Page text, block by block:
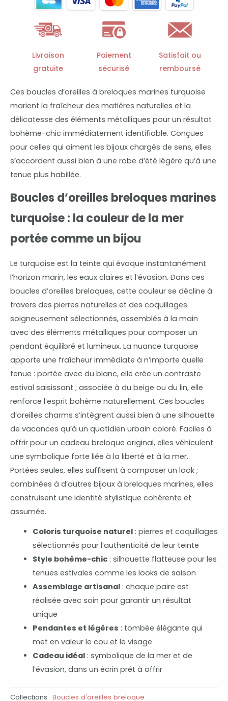
breloques
turquoise
marines
Livraison
gratuite
Paiement
sécurisé
Satisfait ou
remboursé
Ces boucles d’oreilles à breloques marines turquoise
marient la fraîcheur des matières naturelles et la
délicatesse des éléments métalliques pour un résultat
bohème-chic immédiatement identifiable. Conçues
pour celles qui aiment les bijoux chargés de sens, elles
s’accordent aussi bien à une robe d’été légère qu’à une
tenue plus habillée.
Boucles d’oreilles breloques marines
turquoise : la couleur de la mer
portée comme un bijou
Le turquoise est la teinte qui évoque instantanément
l’horizon marin, les eaux claires et l’évasion. Dans ces
boucles d’oreilles breloques, cette couleur se décline à
travers des pierres naturelles et des coquillages
soigneusement sélectionnés, assemblés à la main
avec des éléments métalliques pour composer un
pendant équilibré et lumineux. La nuance turquoise
apporte une fraîcheur immédiate à n’importe quelle
tenue : portée avec du blanc, elle crée un contraste
estival saisissant ; associée à du beige ou du lin, elle
renforce l’esprit bohème naturellement. Ces boucles
d’oreilles charms s’intègrent aussi bien à une silhouette
de vacances qu’à un quotidien urbain coloré. Faciles à
offrir pour un cadeau breloque original, elles véhiculent
une symbolique forte liée à la liberté et à la mer.
Portées seules, elles suffisent à composer un look ;
combinées à d’autres bijoux à breloques marines, elles
construisent une identité stylistique cohérente et
assumée.
Coloris turquoise naturel: pierres et coquillages
sélectionnés pour l’authenticité de leur teinte
Style bohème-chic: silhouette flatteuse pour les
tenues estivales comme les looks de saison
Assemblage artisanal: chaque paire est
réalisée avec soin pour garantir un résultat
unique
Pendantes et légères : tombée élégante qui
met en valeur le cou et le visage
Cadeau idéal: symbolique de la mer et de
l’évasion, dans un écrin prêt à offrir
Collections : Boucles d'oreilles breloque